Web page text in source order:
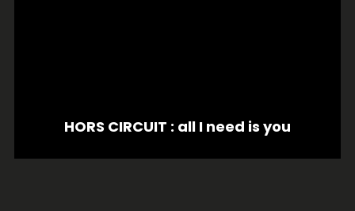
HORS CIRCUIT : all I need is you